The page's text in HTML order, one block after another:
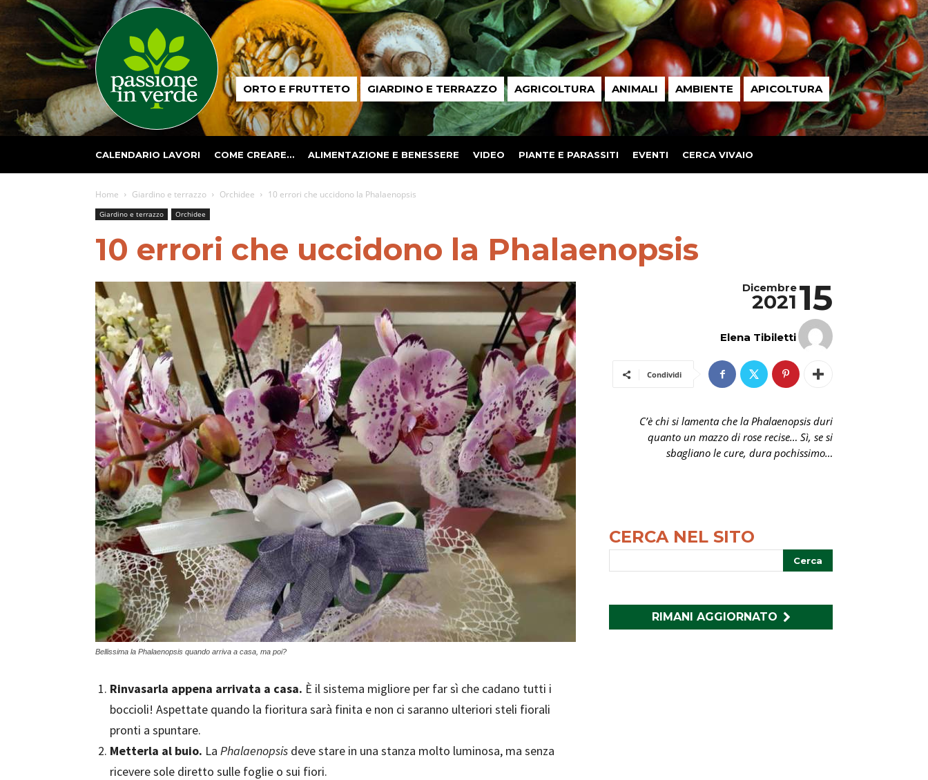
Passione
in ORTO E FRUTTETO GIARDINO E TERRAZZO AGRICOLTURA ANIMALI AMBIENTE APICOLTURA
CALENDARIO LAVORI COME CREARE… ALIMENTAZIONE E BENESSERE VIDEO PIANTE E PARASSITI EVENTI CERCA VIVAIO
Home Giardino e terrazzo Orchidee 10 errori che uccidono la Phalaenopsis
Giardino e terrazzo Orchidee
10 errori che uccidono la Phalaenopsis
Bellissima la Phalaenopsis quando arriva a casa, ma poi?
Rinvasarla appena arrivata a casa. È il sistema migliore per far sì che cadano tutti i
boccioli! Aspettate quando la fioritura sarà finita e non ci saranno ulteriori steli fiorali
pronti a spuntare.
Metterla al buio. La Phalaenopsis deve stare in una stanza molto luminosa, ma senza
ricevere sole diretto sulle foglie o sui fiori.
15
Dicembre
2021
Elena Tibiletti
Condividi
C’è chi si lamenta che la Phalaenopsis duri
quanto un mazzo di rose recise… Sì, se si
sbagliano le cure, dura pochissimo…
CERCA NEL SITO
RIMANI AGGIORNATO